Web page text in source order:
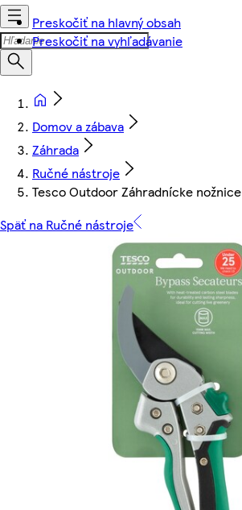
Preskočiť na hlavný obsah
Preskočiť na vyhľadávanie
Domov a zábava
Záhrada
Ručné nástroje
Tesco Outdoor Záhradnícke nožnice
Späť na Ručné nástroje